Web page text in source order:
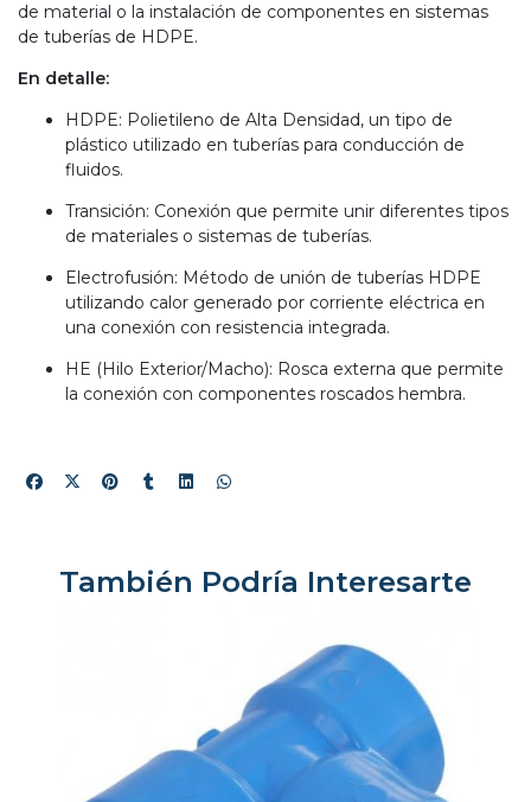
de material o la instalación de componentes en sistemas
de tuberías de HDPE.
En detalle:
HDPE: Polietileno de Alta Densidad, un tipo de
plástico utilizado en tuberías para conducción de
fluidos.
Transición: Conexión que permite unir diferentes tipos
de materiales o sistemas de tuberías.
Electrofusión: Método de unión de tuberías HDPE
utilizando calor generado por corriente eléctrica en
una conexión con resistencia integrada.
HE (Hilo Exterior/Macho): Rosca externa que permite
la conexión con componentes roscados hembra.
También Podría Interesarte